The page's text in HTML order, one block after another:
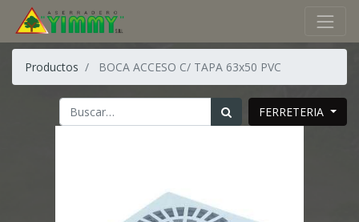
Productos BOCA ACCESO C/ TAPA 63x50 PVC
FERRETERIA